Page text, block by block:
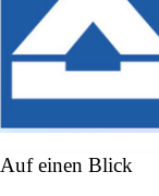
Auf einen Blick